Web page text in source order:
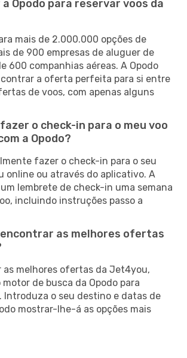
Opodo para reservar voos da
mais de 2.000.000 opções de
de 900 empresas de aluguer de
600 companhias aéreas. A Opodo
a oferta perfeita para si entre
de voos, com apenas alguns
o check-in para o meu voo
a Opodo?
fazer o check-in para o seu
online ou através do aplicativo. A
lembrete de check-in uma semana
incluindo instruções passo a
encontrar as melhores ofertas
as melhores ofertas da Jet4you,
de busca da Opodo para
Introduza o seu destino e datas de
mostrar-lhe-á as opções mais